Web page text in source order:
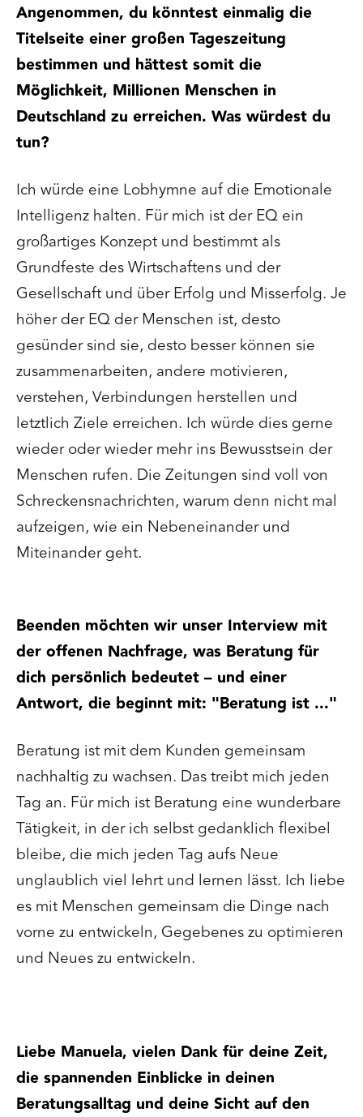
Angenommen, du könntest einmalig die
Titelseite einer großen Tageszeitung
bestimmen und hättest somit die
Möglichkeit, Millionen Menschen in
Deutschland zu erreichen. Was würdest du
tun?
Ich würde eine Lobhymne auf die Emotionale
Intelligenz halten. Für mich ist der EQ ein
großartiges Konzept und bestimmt als
Grundfeste des Wirtschaftens und der
Gesellschaft und über Erfolg und Misserfolg. Je
höher der EQ der Menschen ist, desto
gesünder sind sie, desto besser können sie
zusammenarbeiten, andere motivieren,
verstehen, Verbindungen herstellen und
letztlich Ziele erreichen. Ich würde dies gerne
wieder oder wieder mehr ins Bewusstsein der
Menschen rufen. Die Zeitungen sind voll von
Schreckensnachrichten, warum denn nicht mal
aufzeigen, wie ein Nebeneinander und
Miteinander geht.
Beenden möchten wir unser Interview mit
der offenen Nachfrage, was Beratung für
dich persönlich bedeutet – und einer
Antwort, die beginnt mit: "Beratung ist ..."
Beratung ist mit dem Kunden gemeinsam
nachhaltig zu wachsen. Das treibt mich jeden
Tag an. Für mich ist Beratung eine wunderbare
Tätigkeit, in der ich selbst gedanklich flexibel
bleibe, die mich jeden Tag aufs Neue
unglaublich viel lehrt und lernen lässt. Ich liebe
es mit Menschen gemeinsam die Dinge nach
vorne zu entwickeln, Gegebenes zu optimieren
und Neues zu entwickeln.
Liebe Manuela, vielen Dank für deine Zeit,
die spannenden Einblicke in deinen
Beratungsalltag und deine Sicht auf den